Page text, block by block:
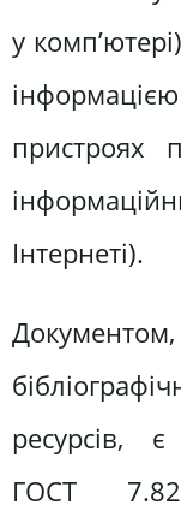
у
пристроях
Інтернеті).
ресурсів,
ГОСТ 7.82-